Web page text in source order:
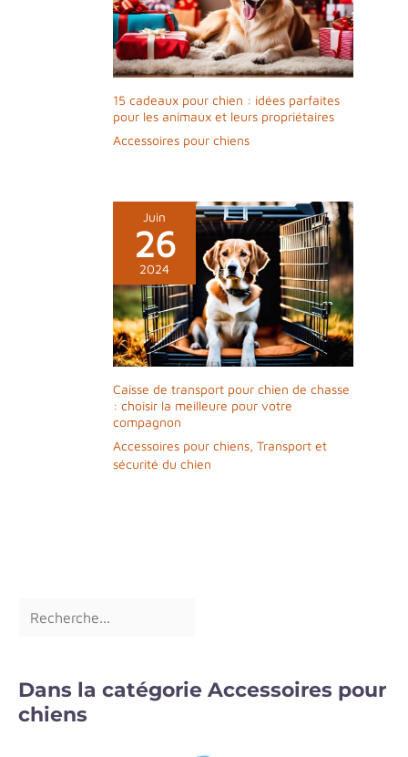
15 cadeaux pour chien : idées parfaites
pour les animaux et leurs propriétaires
Accessoires pour chiens
Juin
26
2024
Caisse de transport pour chien de chasse
: choisir la meilleure pour votre
compagnon
Accessoires pour chiens, Transport et
sécurité du chien
Dans la catégorie Accessoires pour
chiens